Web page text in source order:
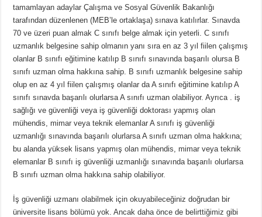
tamamlayan adaylar Çalışma ve Sosyal Güvenlik Bakanlığı
tarafından düzenlenen (MEB’le ortaklaşa) sınava katılırlar. Sınavda
70 ve üzeri puan almak C sınıfı belge almak için yeterli. C sınıfı
uzmanlık belgesine sahip olmanın yanı sıra en az 3 yıl fiilen çalışmış
olanlar B sınıfı eğitimine katılıp B sınıfı sınavında başarılı olursa B
sınıfı uzman olma hakkına sahip. B sınıfı uzmanlık belgesine sahip
olup en az 4 yıl fiilen çalışmış olanlar da A sınıfı eğitimine katılıp A
sınıfı sınavda başarılı olurlarsa A sınıfı uzman olabiliyor. Ayrıca . iş
sağlığı ve güvenliği veya iş güvenliği doktorası yapmış olan
mühendis, mimar veya teknik elemanlar A sınıfı iş güvenliği
uzmanlığı sınavında başarılı olurlarsa A sınıfı uzman olma hakkına;
bu alanda yüksek lisans yapmış olan mühendis, mimar veya teknik
elemanlar B sınıfı iş güvenliği uzmanlığı sınavında başarılı olurlarsa
B sınıfı uzman olma hakkına sahip olabiliyor.
İş güvenliği uzmanı olabilmek için okuyabileceğiniz doğrudan bir
üniversite lisans bölümü yok. Ancak daha önce de belirttiğimiz gibi